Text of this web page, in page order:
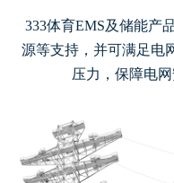
333体育EMS及储能产
源等支持， 并可满足电
压力，保障电